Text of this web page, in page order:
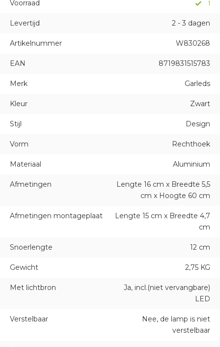
Voorraad 1
Levertijd 2 - 3 dagen
Artikelnummer W830268
EAN 8719831515783
Merk Garleds
Kleur Zwart
Stijl Design
Vorm Rechthoek
Materiaal Aluminium
Afmetingen
Lengte 16 cm x Breedte 5,5
cm x Hoogte 60 cm
Afmetingen montageplaat
Lengte 15 cm x Breedte 4,7
cm
Snoerlengte 12 cm
Gewicht 2,75 KG
Met lichtbron
Ja, incl.(niet vervangbare)
LED
Verstelbaar
Nee, de lamp is niet
verstelbaar